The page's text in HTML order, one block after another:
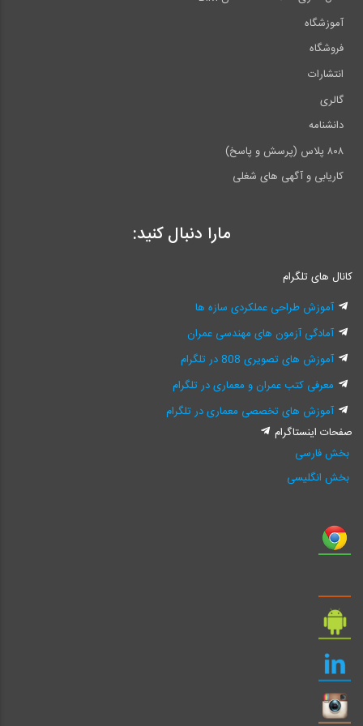
مهندسی
آشنایی با دوره‌های آمادگی ورود به حرفه عمران و معماری موسسه ۸۰۸
پازل ویژه آزمون طراحی معماری نظام مهندسی
ایبوک ۲۲۴: تیتر نکته واژه (ویژه آزمون نظام مهندسی معماری- نظارت
و اجرا)
آموزشگاه
فروشگاه
انتشارات
گالری
دانشنامه
۸۰۸ پلاس (پرسش و پاسخ)
کاریابی و آگهی های شغلی
مارا دنبال کنید:
کانال های تلگرام
آموزش طراحی عملکردی سازه ها
آمادگی آزمون های مهندسی عمران
آموزش های تصویری 808 در تلگرام
معرفی کتب عمران و معماری در تلگرام
آموزش های تخصصی معماری در تلگرام
صفحات اینستاگرام
بخش فارسی
بخش انگلیسی